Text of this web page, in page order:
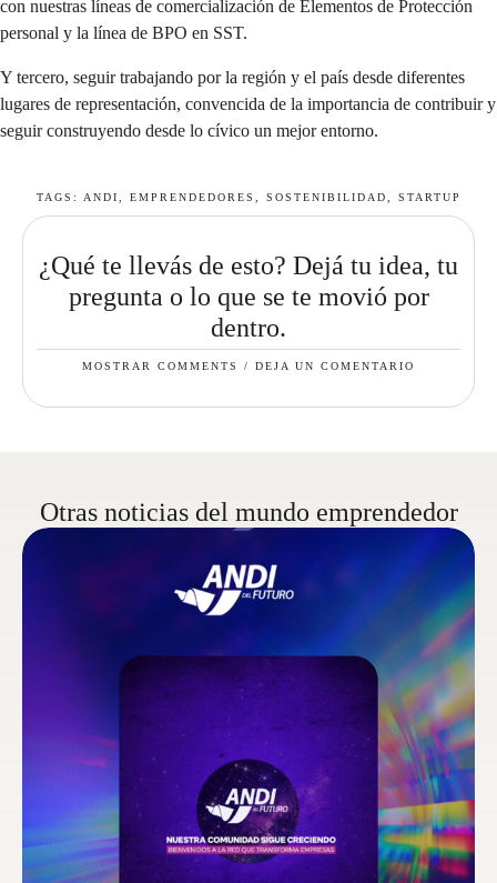
con nuestras líneas de comercialización de Elementos de Protección
personal y la línea de BPO en SST.
Y tercero, seguir trabajando por la región y el país desde diferentes
lugares de representación, convencida de la importancia de contribuir y
seguir construyendo desde lo cívico un mejor entorno.
TAGS: ANDI EMPRENDEDORES SOSTENIBILIDAD STARTUP
¿Qué te llevás de esto? Dejá tu idea, tu
pregunta o lo que se te movió por
dentro.
MOSTRAR COMMENTS / DEJA UN COMENTARIO
Otras noticias del mundo emprendedor